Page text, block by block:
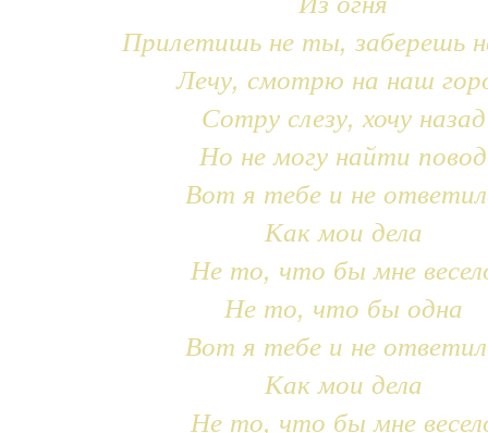
Прилетишь не ты, заберешь
Лечу, смотрю на наш
Сотру слезу, хочу назад
Но не могу найти повод
Вот я тебе и не
Как мои дела
Не то, что бы мне
Не то, что бы одна
Вот я тебе и не
Как мои дела
Не то, что бы мне